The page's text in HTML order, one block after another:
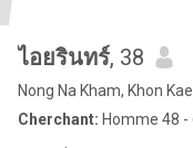
ไอยรินทร์, 38
Nong Na Kham, Khon
Cherchant: Homme 48 -